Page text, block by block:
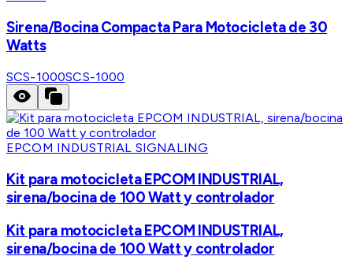
Sirena/Bocina Compacta Para Motocicleta de 30
Watts
SCS-1000SCS-1000
EPCOM INDUSTRIAL SIGNALING
Kit para motocicleta EPCOM INDUSTRIAL,
sirena/bocina de 100 Watt y controlador
Kit para motocicleta EPCOM INDUSTRIAL,
sirena/bocina de 100 Watt y controlador